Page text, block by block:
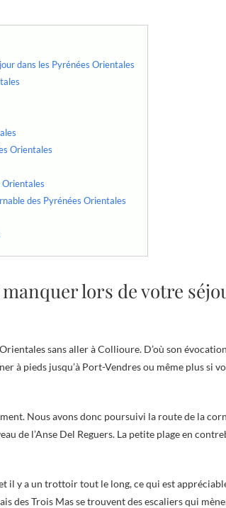
dans les Pyrénées Orientales
Orientales
Orientales
des Pyrénées Orientales
lors de votre
sans aller à Collioure. D’où son
à pieds jusqu’à Port-Vendres ou même plus si
Nous avons donc poursuivi la route de la
de l’Anse Del Reguers. La petite plage en
il y a un trottoir tout le long, ce qui est
des Trois Mas se trouvent des escaliers qui